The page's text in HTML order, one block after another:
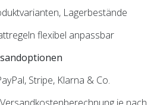
Lagerbestände
flexibel anpassbar
Stripe, Klarna & Co.